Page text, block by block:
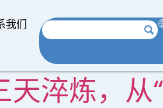
我们
淬炼，从